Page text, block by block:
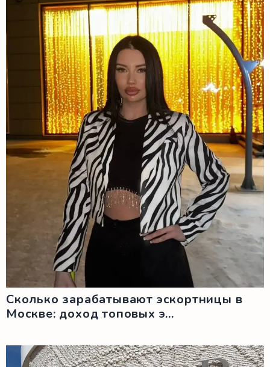
Сколько зарабатывают эскортницы в
Москве: доход топовых э...